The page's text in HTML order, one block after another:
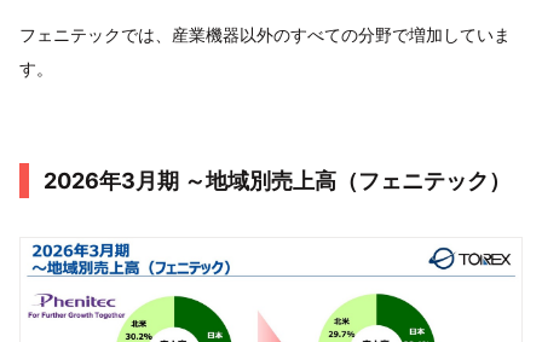
フェニテックでは、産業機器以外のすべての分野で増加していま
す。
2026年3月期 ～地域別売上高（フェニテック）